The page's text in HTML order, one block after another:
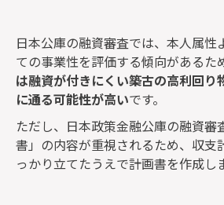
日本公庫の融資審査では、本人属性
ての事業性を評価する傾向があるた
は融資が付きにくい築古の高利回り
に通る可能性が高いです。
ただし、日本政策金融公庫の融資審
書」の内容が重視されるため、収支
っかり立てたうえで計画書を作成し